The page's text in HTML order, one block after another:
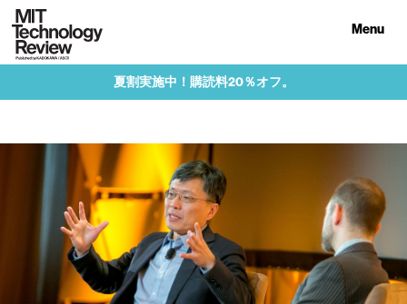
Menu
夏割実施中！購読料20％オフ。